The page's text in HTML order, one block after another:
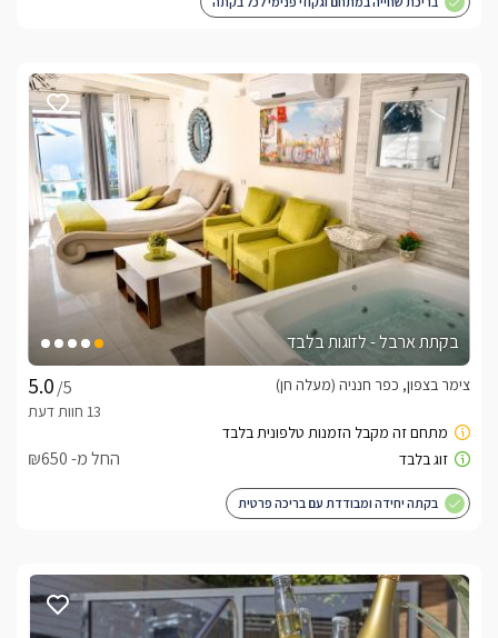
מתחם החוץ הפרטי
בריכה פרטית ,בגודל 7×3.3 מ’ ובעומק 1.37 מ’, מחוממת ל־32
מה כלול באירוח?
כדי שתוכלו להתחיל את החופשה המהנה, מחכים לכם פינוקים
לסוויטה.
בקתת ארבל - לזוגות בלבד
/5
צימר בצפון, כפר חנניה (מעלה חן)
החל מ- ₪650
בקתה יחידה ומבודדת עם בריכה פרטית